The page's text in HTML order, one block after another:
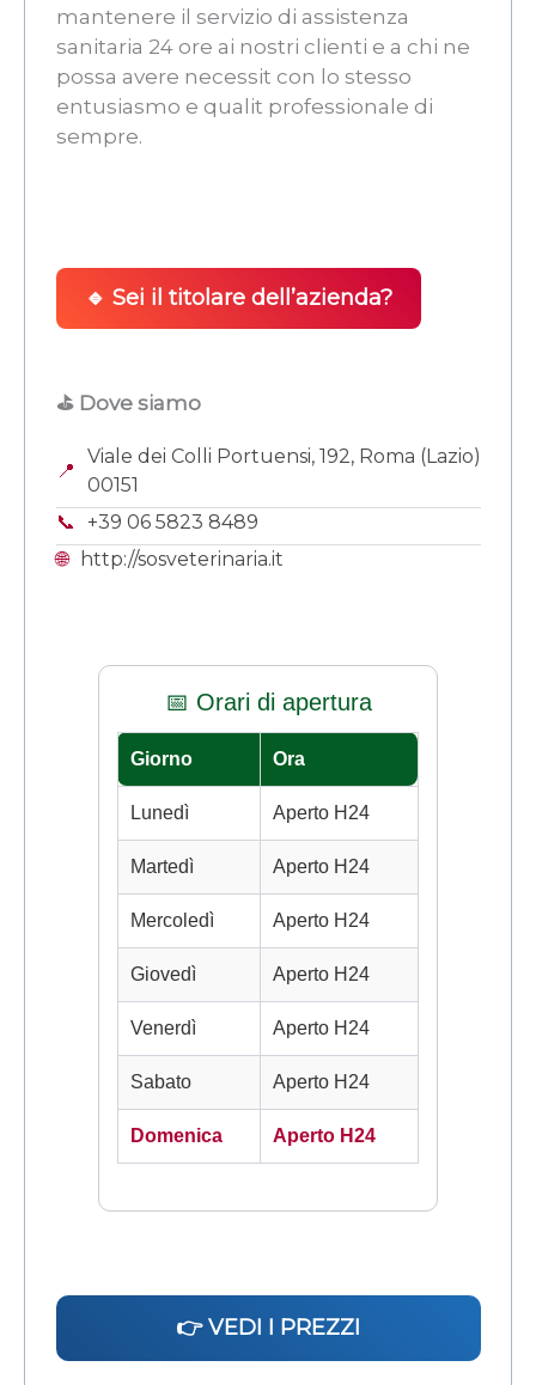
mantenere il servizio di assistenza
sanitaria 24 ore ai nostri clienti e a chi ne
possa avere necessit con lo stesso
entusiasmo e qualit professionale di
sempre.
🔹 Sei il titolare dell’azienda?
⛳ Dove siamo
📍
Viale dei Colli Portuensi, 192, Roma (Lazio)
00151
📞
+39 06 5823 8489
🌐
http://sosveterinaria.it
📅 Orari di apertura
Giorno Ora
Lunedì Aperto H24
Martedì Aperto H24
Mercoledì Aperto H24
Giovedì Aperto H24
Venerdì Aperto H24
Sabato Aperto H24
Domenica Aperto H24
👉 VEDI I PREZZI